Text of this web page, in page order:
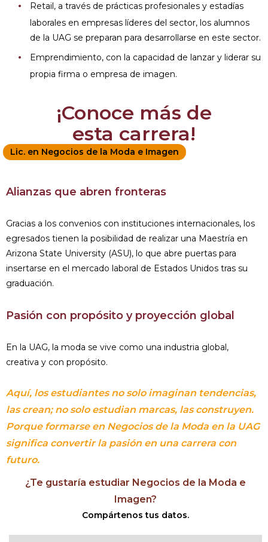
Retail, a través de prácticas profesionales y estadías
laborales en empresas líderes del sector, los alumnos
de la UAG se preparan para desarrollarse en este sector.
Emprendimiento, con la capacidad de lanzar y liderar su
propia firma o empresa de imagen.
¡Conoce más de
esta carrera!
Lic. en Negocios de la Moda e Imagen
Alianzas que abren fronteras
Gracias a los convenios con instituciones internacionales, los
egresados tienen la posibilidad de realizar una Maestría en
Arizona State University (ASU), lo que abre puertas para
insertarse en el mercado laboral de Estados Unidos tras su
graduación.
Pasión con propósito y proyección global
En la UAG, la moda se vive como una industria global,
creativa y con propósito.
Aquí, los estudiantes no solo imaginan tendencias,
las crean; no solo estudian marcas, las construyen.
Porque formarse en Negocios de la Moda en la UAG
significa convertir la pasión en una carrera con
futuro.
¿Te gustaría estudiar Negocios de la Moda e
Imagen?
Compártenos tus datos.